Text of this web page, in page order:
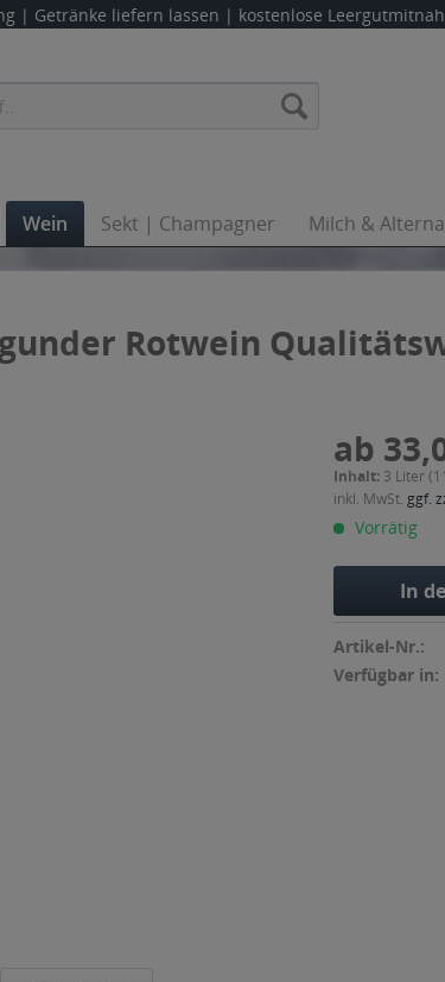
| Getränke liefern lassen | kostenlose
Wein Sekt | Champagner Milch &
Rotwein
ab
Inhalt: 3 Liter
inkl. MwSt. ggf.
Vorrätig
In
Artikel-Nr.:
Verfügbar in: